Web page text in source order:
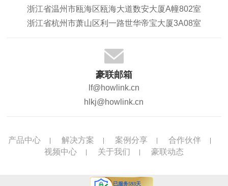
浙江省温州市瓯海区瓯海大道数安大厦A幢802室
浙江省杭州市萧山区利一路世华帝宝大厦3A08室
豪联邮箱
lf@howlink.cn
hlkj@howlink.cn
产品中心 解决方案 案例分享
合作伙伴
视频中心
关于我们 豪联动态